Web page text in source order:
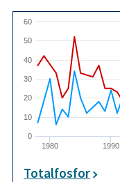
1980 1990
0
10
20
30
40
50
60
Totalfosfor